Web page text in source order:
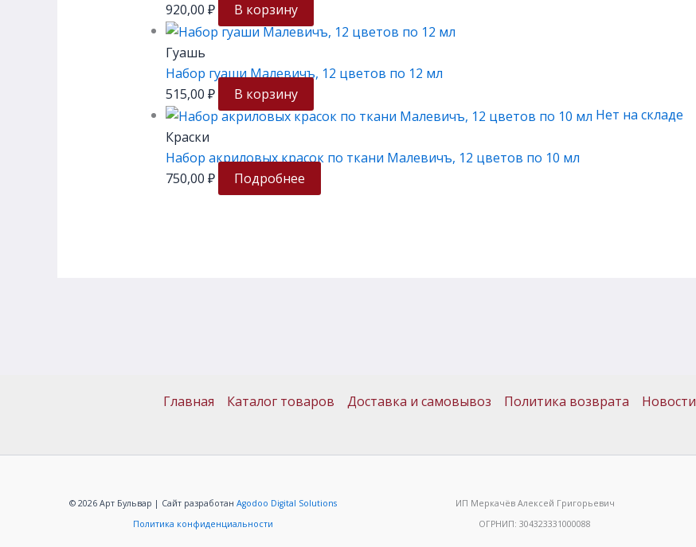
920,00 ₽ В корзину
Гуашь
Набор гуаши Малевичъ, 12 цветов по 12 мл
515,00 ₽
В корзину
Нет на складе
Краски
Набор акриловых красок по ткани Малевичъ, 12 цветов по 10 мл
750,00 ₽ Подробнее
Главная Каталог товаров Доставка и самовывоз Политика возврата Новости
© 2026 Арт Бульвар | Сайт разработанAgodoo Digital Solutions
Политика конфиденциальности
ИП Меркачёв Алексей Григорьевич
ОГРНИП: 304323331000088